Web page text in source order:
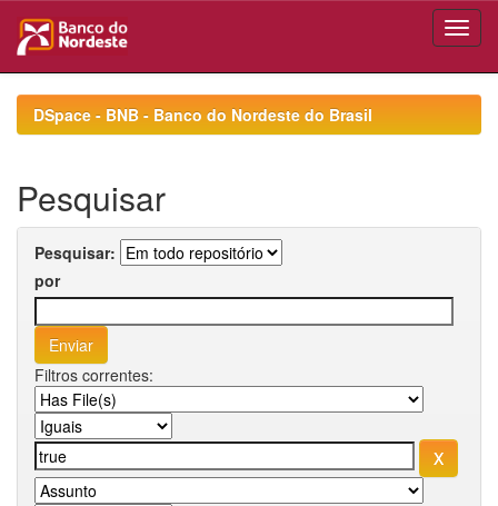
navigationDSpace - BNB - Banco do Nordeste do Brasil
Pesquisar
Pesquisar:
por
Filtros correntes: